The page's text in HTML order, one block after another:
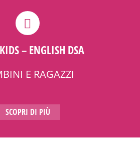
– ENGLISH DSA
E RAGAZZI
SCOPRI DI PIÙ